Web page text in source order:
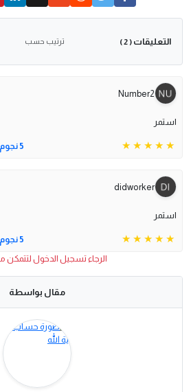
التعليقات ( 2 ) ترتيب حسب
Number2
استمر
5 نجوم
didworker
استمر
5 نجوم
الرجاء تسجيل الدخول لتتمكن
مقال بواسطة